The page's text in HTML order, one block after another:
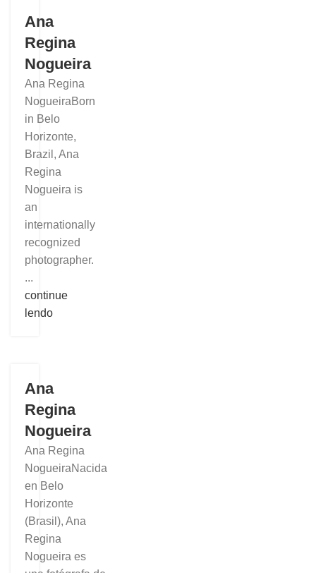
Ana
Regina
Nogueira
Ana Regina
NogueiraBorn
in Belo
Horizonte,
Brazil, Ana
Regina
Nogueira is
an
internationally
recognized
photographer.
...
continue
lendo
Ana
Regina
Nogueira
Ana Regina
NogueiraNacida
en Belo
Horizonte
(Brasil), Ana
Regina
Nogueira es